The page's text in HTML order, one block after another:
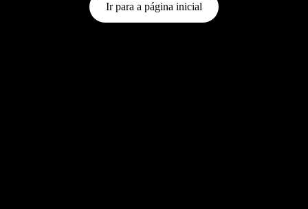
Ir para a página inicial